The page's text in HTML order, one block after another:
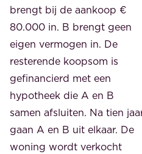
brengt bij de aankoop €
80.000 in. B brengt geen
eigen vermogen in. De
resterende koopsom is
gefinancierd met een
hypotheek die A en B
samen afsluiten. Na tien
gaan A en B uit elkaar. De
woning wordt verkocht